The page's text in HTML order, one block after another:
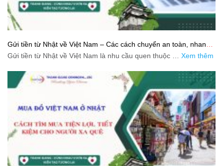
Gửi tiền từ Nhật về Việt Nam – Các cách chuyển an toàn, nhanh
và tiết kiệm
Gửi tiền từ Nhật về Việt Nam là nhu cầu quen thuộc … Xem thêm